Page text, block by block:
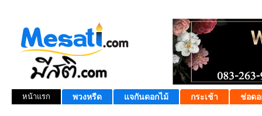
หน้าแรก พวงหรีด แจกันดอกไม้ กระเช้า ช่อดอ